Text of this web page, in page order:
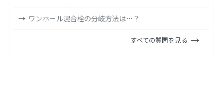
ワンホール混合栓の分岐方法は…？
すべての質問を見る